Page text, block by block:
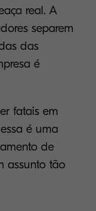
real. A
separem
das
é
fatais em
é uma
de
assunto tão